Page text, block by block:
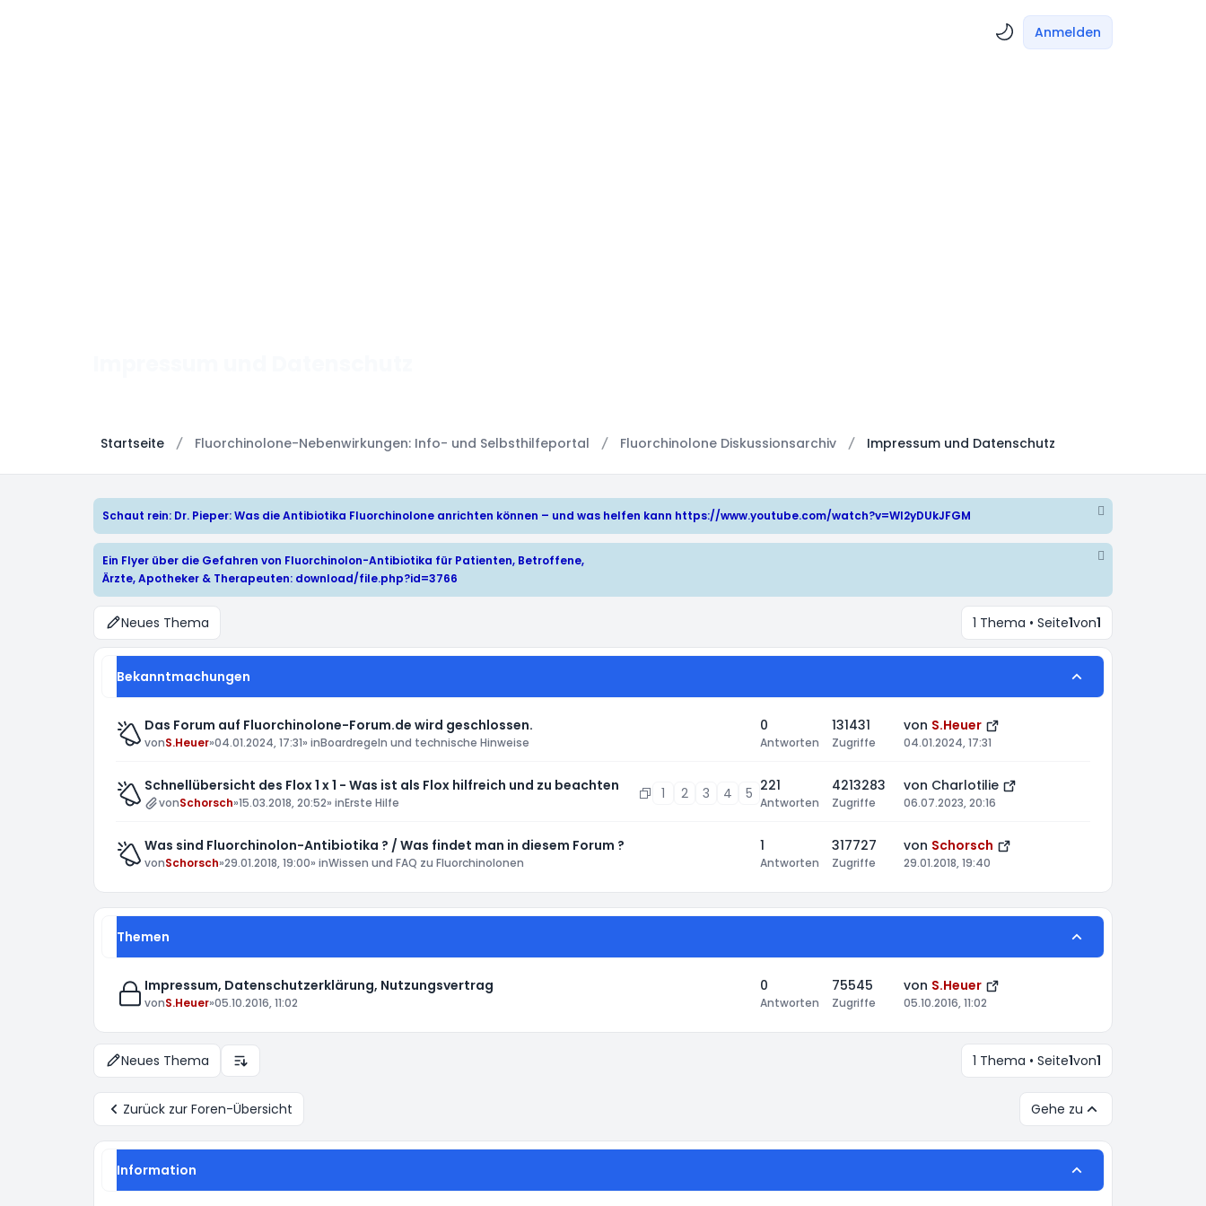
Anmelden
Startseite Fluorchinolone-Nebenwirkungen: Info- und Selbsthilfeportal Fluorchinolone Diskussionsarchiv Impressum und Datenschutz
Schaut rein: Dr. Pieper: Was die Antibiotika Fluorchinolone anrichten können – und was helfen kann https://www.youtube.com/watch?v=WI2yDUkJFGM
Ein Flyer über die Gefahren von Fluorchinolon-Antibiotika für Patienten, Betroffene,
Ärzte, Apotheker & Therapeuten: download/file.php?id=3766
Neues Thema 1 Thema • Seite1von1
Bekanntmachungen
Das Forum auf Fluorchinolone-Forum.de wird geschlossen.
vonS.Heuer»04.01.2024, 17:31» inBoardregeln und technische Hinweise
0
Antworten
131431
Zugriffe
von S.Heuer
04.01.2024, 17:31
Schnellübersicht des Flox 1 x 1 - Was ist als Flox hilfreich und zu beachten
vonSchorsch»15.03.2018, 20:52» inErste Hilfe
1 2 3 4 5 221
Antworten
4213283
Zugriffe
von Charlotilie
06.07.2023, 20:16
Was sind Fluorchinolon-Antibiotika ? / Was findet man in diesem Forum ?
vonSchorsch»29.01.2018, 19:00» inWissen und FAQ zu Fluorchinolonen
1
Antworten
317727
Zugriffe
von Schorsch
29.01.2018, 19:40
Themen
Impressum, Datenschutzerklärung, Nutzungsvertrag
vonS.Heuer»05.10.2016, 11:02
0
Antworten
75545
Zugriffe
von S.Heuer
05.10.2016, 11:02
Neues Thema Anzeige- und Sortierungs-Einstellungen 1 Thema • Seite1von1
Zurück zur Foren-Übersicht Gehe zu
Information